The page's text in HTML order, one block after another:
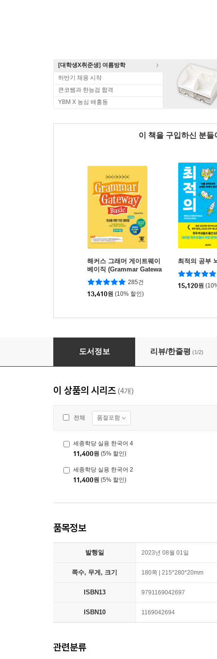
[대학생X취준생] 여름방학
하반기 채용 시작
큰코쌤과 한능검 합격
YBM X 농심 배홍동
이 책을 구입하신 분
해커스 그래머 게이트웨이
베이직 (Grammar Gatewa
y Basic)
285건
13,410원 (10% 할인)
최적의 공부
15,120원
세종학당 실용 한국어 1
도서정보 리뷰/한줄평 (1/2)
이 상품의 시리즈 (4개)
전체 품절포함
세종학당 실용 한국어 4
11,400원 (5% 할인)
세종학당 실용 한국어 2
11,400원 (5% 할인)
품목정보
발행일 2023년 08월 01일
쪽수, 무게, 크기 180쪽 | 215*280*20mm
ISBN13 9791169042697
ISBN10 1169042694
관련분류